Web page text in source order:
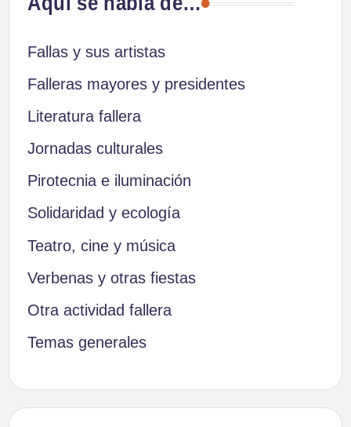
Fallas y sus artistas
Falleras mayores y presidentes
Literatura fallera
Jornadas culturales
Pirotecnia e iluminación
Solidaridad y ecología
Teatro, cine y música
Verbenas y otras fiestas
Otra actividad fallera
Temas generales